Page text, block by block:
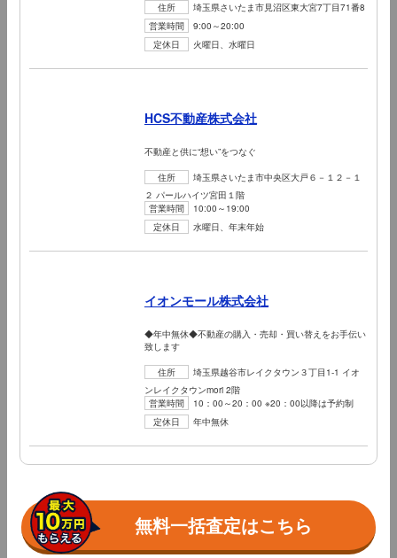
住所
埼玉県さいたま市見沼区東大宮7丁目71番8
営業時間
9:00～20:00
定休日
火曜日、水曜日
HCS不動産株式会社
不動産と供に“想い”をつなぐ
住所
埼玉県さいたま市中央区大戸６－１２－１
２ パールハイツ宮田１階
営業時間
10:00～19:00
定休日
水曜日、年末年始
イオンモール株式会社
◆年中無休◆不動産の購入・売却・買い替えをお手伝い
致します
住所
埼玉県越谷市レイクタウン３丁目1-1 イオ
ンレイクタウンmori 2階
営業時間
10：00～20：00 ※20：00以降は予約制
定休日
年中無休
寄居町を中心に地域密着営業をしております。
住所
埼玉県大里郡寄居町鉢形841-1
無料一括査定はこちら